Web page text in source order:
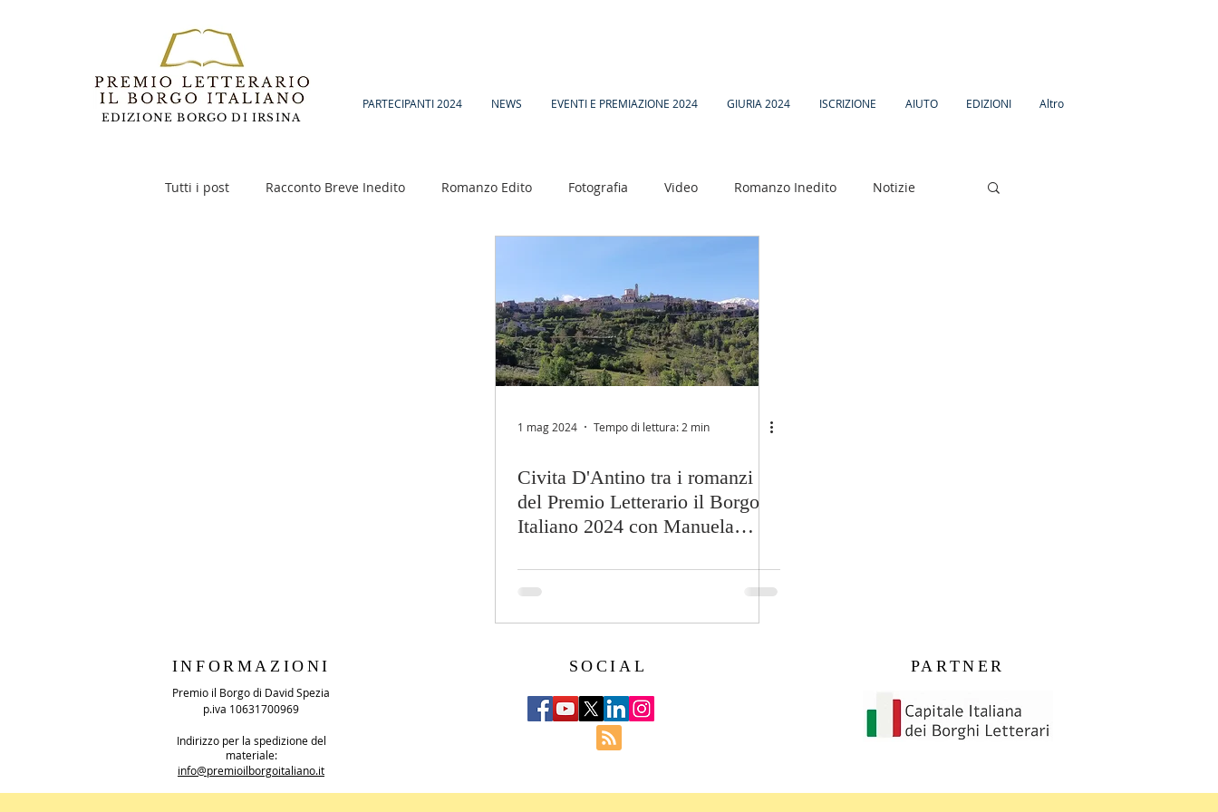
EDIZIONE BORGO DI IRSINA
PARTECIPANTI 2024 NEWS EVENTI E PREMIAZIONE 2024 GIURIA 2024 ISCRIZIONE AIUTO EDIZIONI Altro
Tutti i post Racconto Breve Inedito Romanzo Edito Fotografia Video Romanzo Inedito Notizie
1 mag 2024 Tempo di lettura: 2 min
Civita D'Antino tra i romanzi
del Premio Letterario il Borgo
Italiano 2024 con Manuela
INFORMAZIONI
Premio il Borgo di David Spezia
p.iva 10631700969
Indirizzo per la spedizione del
materiale:
info@premioilborgoitaliano.it
SOCIAL PARTNER